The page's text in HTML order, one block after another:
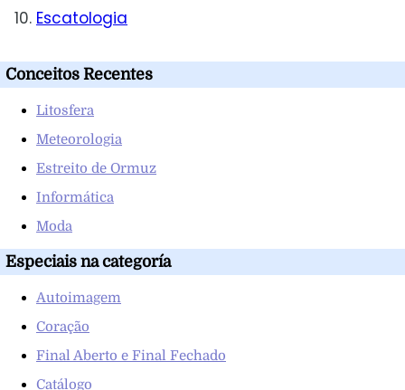
Escatologia
Conceitos Recentes
Litosfera
Meteorologia
Estreito de Ormuz
Informática
Moda
Especiais na categoría
Autoimagem
Coração
Final Aberto e Final Fechado
Catálogo